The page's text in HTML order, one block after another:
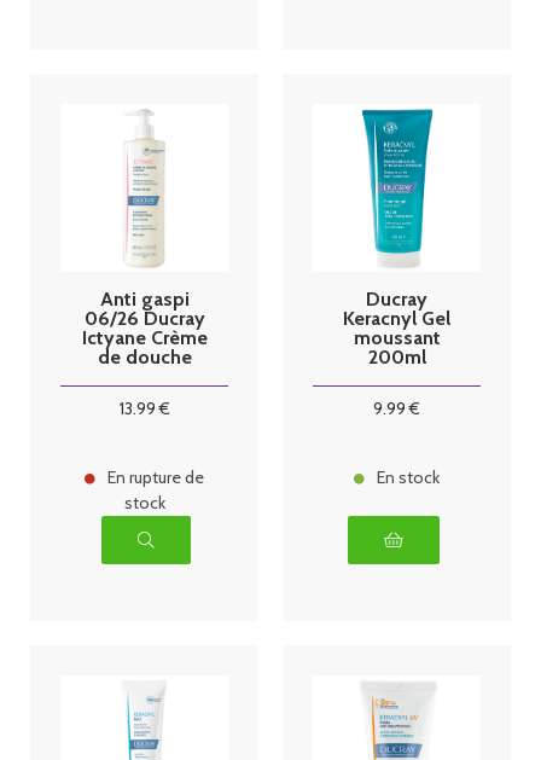
Anti gaspi
06/26 Ducray
Ictyane Crème
de douche
13.99€
En rupture de
stock
Ducray
Keracnyl Gel
moussant
200ml
9.99 €
En stock